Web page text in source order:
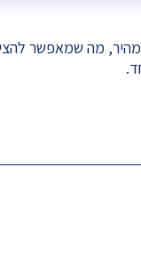
ומהיר, מה שמאפשר